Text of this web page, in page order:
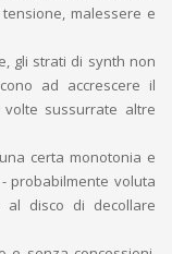
malessere e
gli strati di synth non
ad accrescere il
sussurrate altre
certa monotonia e
probabilmente voluta
al disco di decollare